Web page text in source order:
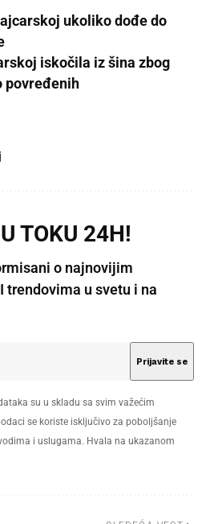
ukoliko dođe do
iskočila iz šina zbog
povređenih
TOKU 24H!
o najnovijim
trendovima u svetu i na
su u skladu sa svim važećim
se koriste isključivo za poboljšanje
i uslugama. Hvala na ukazanom